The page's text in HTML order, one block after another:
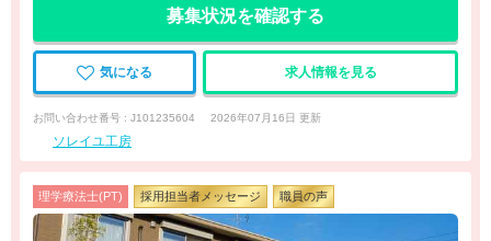
募集状況を確認する
気になる 求人情報を見る
お問い合わせ番号 : J101235604 2026年07月16日 更新
ソレイユ工房
理学療法士(PT) 採用担当者メッセージ 職員の声